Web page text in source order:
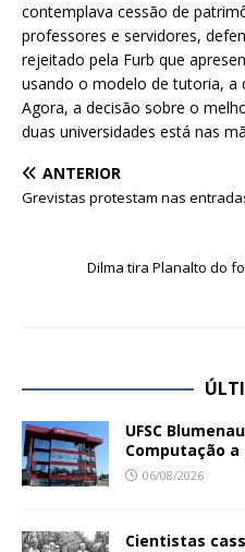
contemplava cessão de
professores e servidores,
rejeitado pela Furb que
usando o modelo de tutoria, a
Agora, a decisão sobre o
duas universidades está nas
ANTERIOR
Grevistas protestam nas
Dilma tira Planalto do
UFSC
Computação
06/08/2026
Cientistas